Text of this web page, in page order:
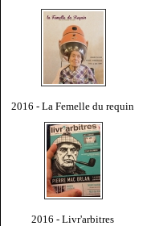
2016 - La Femelle du requin
2016 - Livr'arbitres